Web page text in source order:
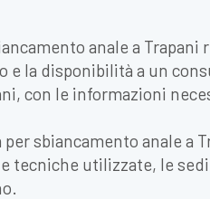
anale a
e la disponibilità a un
con le informazioni
sbiancamento anale
tecniche utilizzate, le